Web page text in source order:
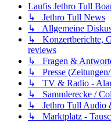
Laufis Jethro Tull
↳ Jethro Tull News
↳ Allgemeine
↳ Konzertberichte,
reviews
↳ Fragen &
↳ Presse
↳ TV & Radio -
↳ Sammlerecke /
↳ Jethro Tull Audio
↳ Marktplatz -